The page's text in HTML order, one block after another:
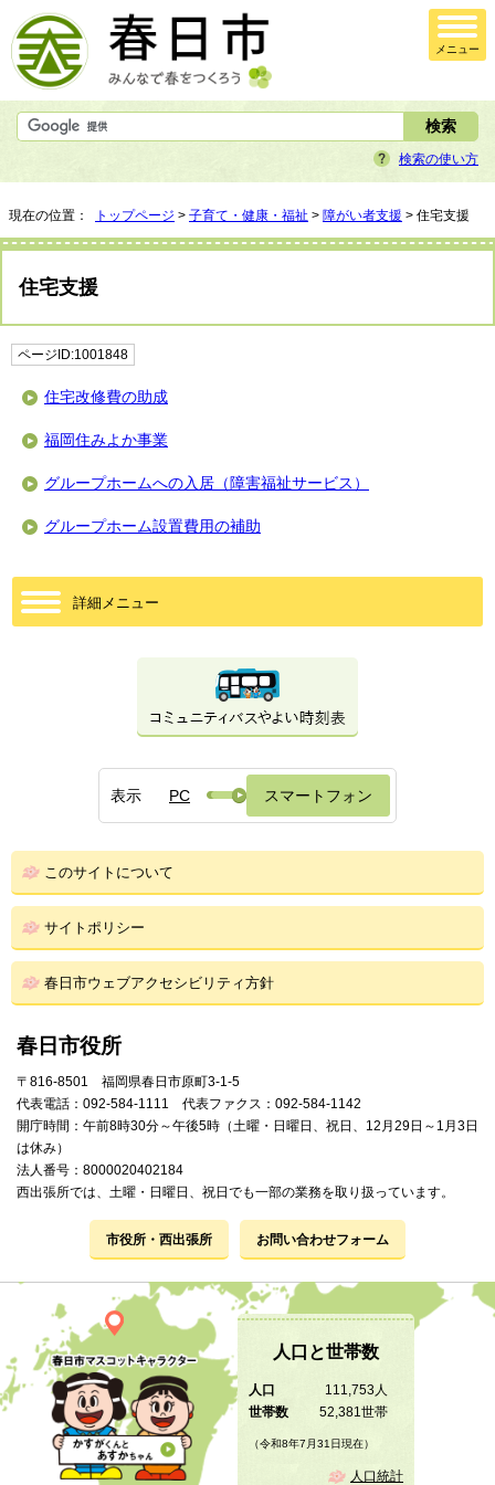
メニュー
検索の使い方
現在の位置： トップページ > 子育て・健康・福祉 > 障がい者支援 > 住宅支援
住宅支援
ページID:1001848
住宅改修費の助成
福岡住みよか事業
グループホームへの入居（障害福祉サービス）
グループホーム設置費用の補助
詳細メニュー
表示 PC スマートフォン
このサイトについて
サイトポリシー
春日市ウェブアクセシビリティ方針
春日市役所
〒816-8501 福岡県春日市原町3-1-5
代表電話：092-584-1111 代表ファクス：092-584-1142
開庁時間：午前8時30分～午後5時（土曜・日曜日、祝日、12月29日～1月3日
は休み）
法人番号：8000020402184
西出張所では、土曜・日曜日、祝日でも一部の業務を取り扱っています。
市役所・西出張所 お問い合わせフォーム
人口と世帯数
人口
111,753人
世帯数
52,381世帯
（令和8年7月31日現在）
人口統計